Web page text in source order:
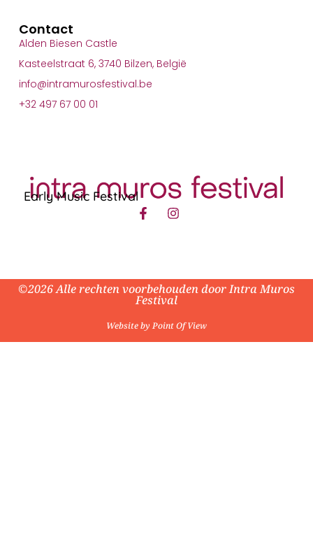
Early Music Festival
Contact
Alden Biesen Castle
Kasteelstraat 6, 3740 Bilzen, België
info@intramurosfestival.be
+32 497 67 00 01
©2026 Alle rechten voorbehouden door Intra Muros
Festival
Website by Point Of View